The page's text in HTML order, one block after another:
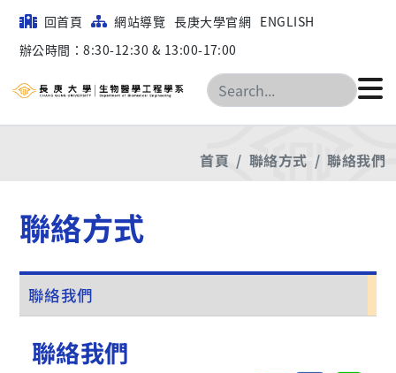
回首頁 網站導覽 長庚大學官網 ENGLISH
辦公時間：8:30-12:30 & 13:00-17:00
搜尋
首頁 聯絡方式 聯絡我們
聯絡方式
聯絡我們
聯絡我們